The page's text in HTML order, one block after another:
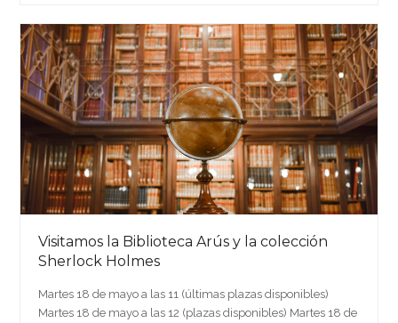
Visitamos la Biblioteca Arús y la colección
Sherlock Holmes
Martes 18 de mayo a las 11 (últimas plazas disponibles)
Martes 18 de mayo a las 12 (plazas disponibles) Martes 18 de